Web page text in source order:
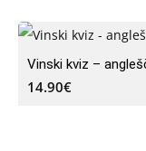
Vinski kviz –
14.90€